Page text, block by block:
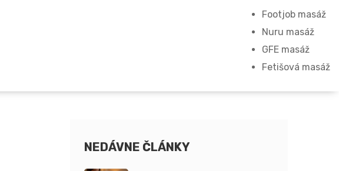
Footjob masáž
Nuru masáž
GFE masáž
Fetišová masáž
NEDÁVNE ČLÁNKY